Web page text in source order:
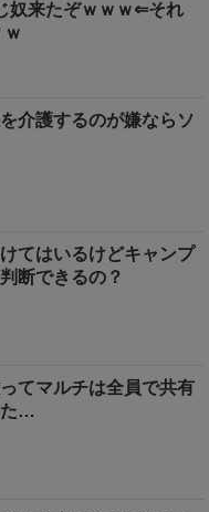
奴来たぞｗｗｗ⇐それ
介護するのが嫌ならソ
てはいるけどキャンプ
断できるの？
てマルチは全員で共有
た…